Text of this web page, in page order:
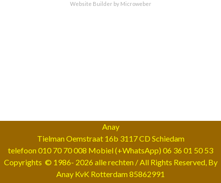
Website Builder by Microweber
Anay
Tielman Oemstraat 16b 3117 CD Schiedam
telefoon 010 70 70 008 Mobiel (+WhatsApp) 06 36 01 50 53
Copyrights © 1986- 2026 alle rechten / All Rights Reserved, By
Anay KvK Rotterdam 85862991